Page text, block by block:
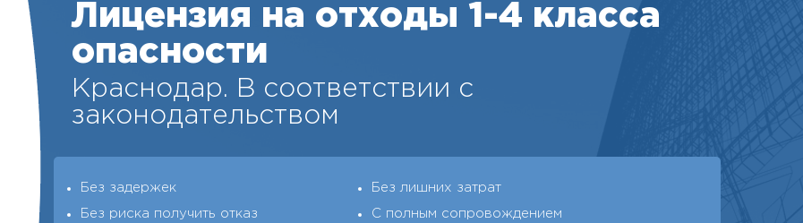
Лицензия на отходы 1-4 класса
опасности
Краснодар. В соответствии с
законодательством
Без задержек Без лишних затрат
Без риска получить отказ С полным сопровождением